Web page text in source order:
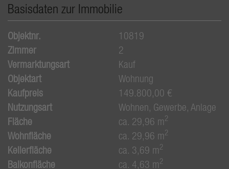
Basisdaten zur Immobilie
Objektnr.
10819
Zimmer
2
Vermarktungsart
Kauf
Objektart
Wohnung
Kaufpreis
149.800,00 €
Nutzungsart
Wohnen Gewerbe Anlage
Fläche
ca. 29,96 m2
Wohnfläche ca. 29,96 m2
Kellerfläche ca. 3,69 m2
Balkonfläche ca. 4,63 m2